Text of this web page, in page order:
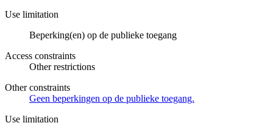
Use limitation
Beperking(en) op de publieke toegang
Access constraints
Other restrictions
Other constraints
Geen beperkingen op de publieke toegang.
Use limitation